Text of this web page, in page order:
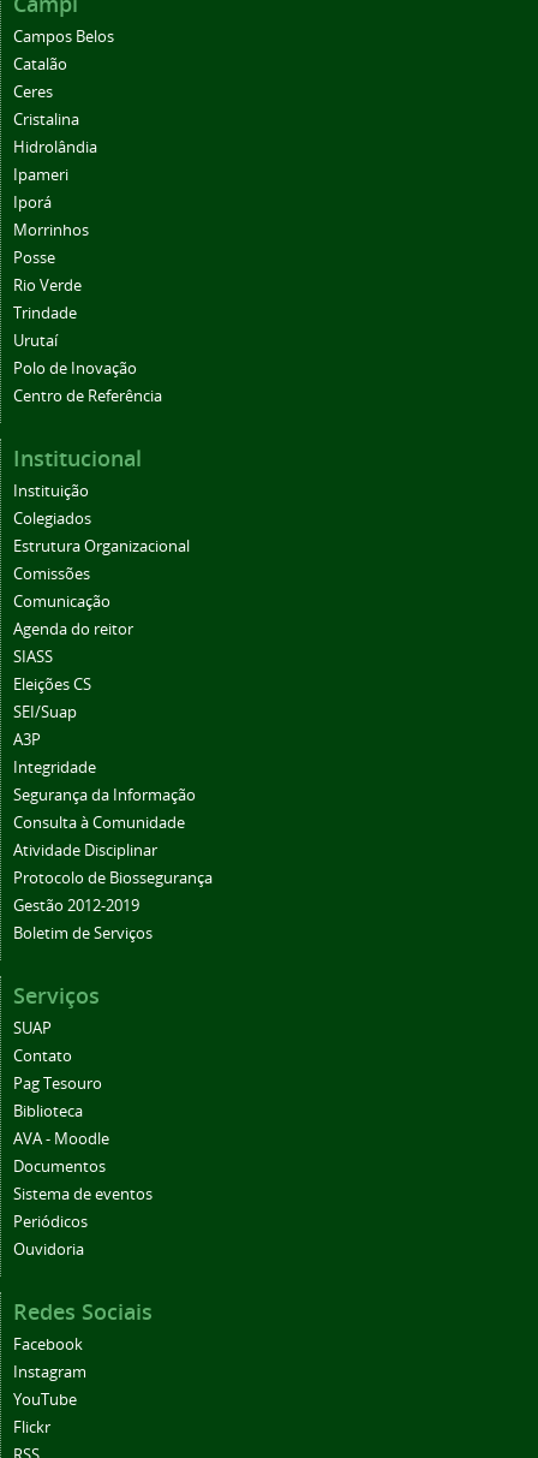
Campos Belos
Catalão
Ceres
Cristalina
Hidrolândia
Ipameri
Iporá
Morrinhos
Posse
Rio Verde
Trindade
Urutaí
Polo de Inovação
Centro de Referência
Institucional
Instituição
Colegiados
Estrutura Organizacional
Comissões
Comunicação
Agenda do reitor
SIASS
Eleições CS
SEI/Suap
A3P
Integridade
Segurança da Informação
Consulta à Comunidade
Atividade Disciplinar
Protocolo de Biossegurança
Gestão 2012-2019
Boletim de Serviços
Serviços
SUAP
Contato
Pag Tesouro
Biblioteca
AVA - Moodle
Documentos
Sistema de eventos
Periódicos
Ouvidoria
Redes Sociais
Facebook
Instagram
YouTube
Flickr